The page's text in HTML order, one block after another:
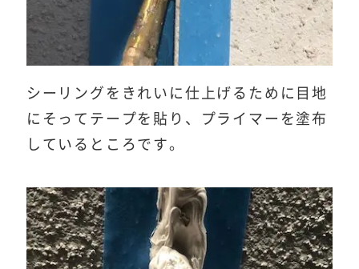
シーリングをきれいに仕上げるために目地
にそってテープを貼り、プライマーを塗布
しているところです。